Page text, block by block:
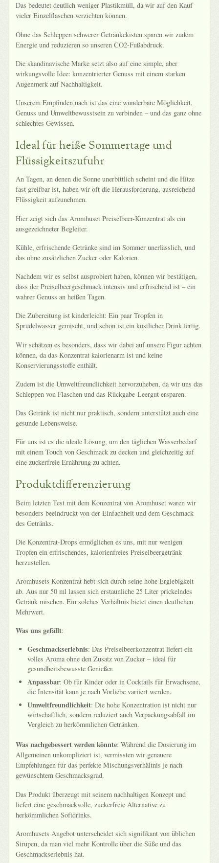
Das bedeutet deutlich weniger Plastikmüll, da wir auf den Kauf
vieler Einzelflaschen verzichten können.
Ohne das Schleppen schwerer Getränkekisten sparen wir zudem
Energie und reduzieren so unseren CO2-Fußabdruck.
Die skandinavische Marke setzt also auf eine simple, aber
wirkungsvolle Idee: konzentrierter Genuss mit einem starken
Augenmerk auf Nachhaltigkeit.
Unserem Empfinden nach ist das eine wunderbare Möglichkeit,
Genuss und Umweltbewusstsein zu verbinden – und das ganz ohne
schlechtes Gewissen.
Ideal für heiße Sommertage und
Flüssigkeitszufuhr
An Tagen, an denen die Sonne unerbittlich scheint und die Hitze
fast greifbar ist, haben wir oft die Herausforderung, ausreichend
Flüssigkeit aufzunehmen.
Hier zeigt sich das Aromhuset Preiselbeer-Konzentrat als ein
ausgezeichneter Begleiter.
Kühle, erfrischende Getränke sind im Sommer unerlässlich, und
das ohne zusätzlichen Zucker oder Kalorien.
Nachdem wir es selbst ausprobiert haben, können wir bestätigen,
dass der Preiselbeergeschmack intensiv und erfrischend ist – ein
wahrer Genuss an heißen Tagen.
Die Zubereitung ist kinderleicht: Ein paar Tropfen in
Sprudelwasser gemischt, und schon ist ein köstlicher Drink fertig.
Wir schätzen es besonders, dass wir dabei auf unsere Figur achten
können, da das Konzentrat kalorienarm ist und keine
Konservierungsstoffe enthält.
Zudem ist die Umweltfreundlichkeit hervorzuheben, da wir uns das
Schleppen von Flaschen und das Rückgabe-Leergut ersparen.
Das Getränk ist nicht nur praktisch, sondern unterstützt auch eine
gesunde Lebensweise.
Für uns ist es die ideale Lösung, um den täglichen Wasserbedarf
mit einem Touch von Geschmack zu decken und gleichzeitig auf
eine zuckerfreie Ernährung zu achten.
Produktdifferenzierung
Beim letzten Test mit dem Konzentrat von Aromhuset waren wir
besonders beeindruckt von der Einfachheit und dem Geschmack
des Getränks.
Die Konzentrat-Drops ermöglichen es uns, mit nur wenigen
Tropfen ein erfrischendes, kalorienfreies Preiselbeergetränk
herzustellen.
Aromhusets Konzentrat hebt sich durch seine hohe Ergiebigkeit
ab. Aus nur 50 ml lassen sich erstaunliche 25 Liter prickelndes
Getränk mischen. Ein solches Verhältnis bietet einen deutlichen
Mehrwert.
Was uns gefällt:
Geschmackserlebnis: Das Preiselbeerkonzentrat liefert ein
volles Aroma ohne den Zusatz von Zucker – ideal für
gesundheitsbewusste Genießer.
Anpassbar: Ob für Kinder oder in Cocktails für Erwachsene,
die Intensität kann je nach Vorliebe variiert werden.
Umweltfreundlichkeit: Die hohe Konzentration ist nicht nur
wirtschaftlich, sondern reduziert auch Verpackungsabfall im
Vergleich zu herkömmlichen Getränken.
Was nachgebessert werden könnte: Während die Dosierung im
Allgemeinen unkompliziert ist, vermissten wir genauere
Empfehlungen für das perfekte Mischungsverhältnis je nach
gewünschtem Geschmacksgrad.
Das Produkt überzeugt mit seinem nachhaltigen Konzept und
liefert eine geschmackvolle, zuckerfreie Alternative zu
herkömmlichen Softdrinks.
Aromhusets Angebot unterscheidet sich signifikant von üblichen
Sirupen, da man viel mehr Kontrolle über die Süße und das
Geschmackserlebnis hat.